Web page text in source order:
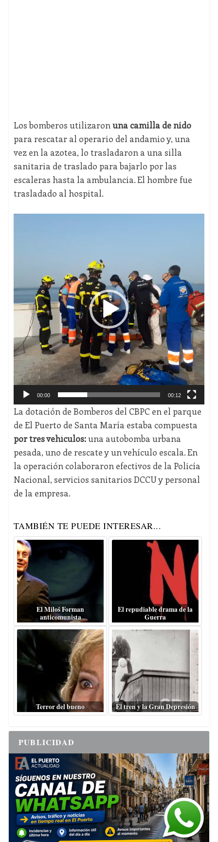
Los bomberos utilizaronuna camilla de nido
para rescatar al operario del andamio y, una
vez en la azotea, lo trasladaron a una silla
sanitaria de traslado para bajarlo por las
escaleras hasta la ambulancia. El hombre fue
trasladado al hospital.
00:00 00:12
La dotación de Bomberos del CBPC en el parque
de El Puerto de Santa María estaba compuesta
por tres vehículos:una autobomba urbana
pesada, uno de rescate y un vehículo escala. En
la operación colaboraron efectivos de la Policía
Nacional, servicios sanitarios DCCU y personal
de la empresa.
TAMBIÉN TE PUEDE INTERESAR...
El Miloš Forman
anticomunista
El repudiable drama de la
Guerra
Terror del bueno El tren y la Gran Depresión
PUBLICIDAD